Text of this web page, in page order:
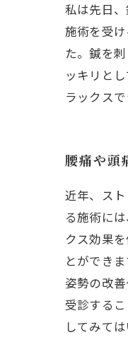
私は先日
施術を受
た。鍼を
ッキリと
ラックスで
腰痛や頭
近年、ス
る施術に
クス効果
とができ
姿勢の改
受診する
してみて